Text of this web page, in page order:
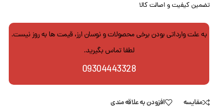
تضمین کیفیت و اصالت کالا
به علت وارداتی بودن برخی محصولات و نوسان ارز، قیمت ها به روز نیست.
لطفا تماس بگیرید.
09304443328
مقایسه افزودن به علاقه مندی